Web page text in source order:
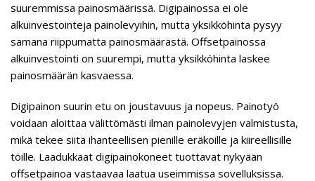
suuremmissa painosmäärissä. Digipainossa ei ole
alkuinvestointeja painolevyihin, mutta yksikköhinta pysyy
samana riippumatta painosmäärästä. Offsetpainossa
alkuinvestointi on suurempi, mutta yksikköhinta laskee
painosmäärän kasvaessa.
Digipainon suurin etu on joustavuus ja nopeus. Painotyö
voidaan aloittaa välittömästi ilman painolevyjen valmistusta,
mikä tekee siitä ihanteellisen pienille eräkoille ja kiireellisille
töille. Laadukkaat digipainokoneet tuottavat nykyään
offsetpainoa vastaavaa laatua useimmissa sovelluksissa.